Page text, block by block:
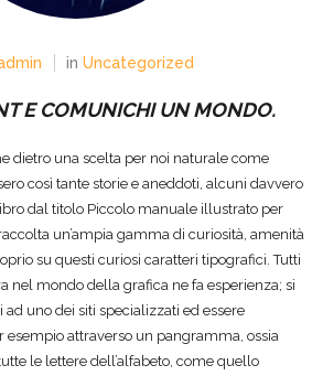
in Uncategorized
E COMUNICHI UN MONDO.
dietro una scelta per noi naturale come
così tante storie e aneddoti, alcuni davvero
dal titolo Piccolo manuale illustrato per
un’ampia gamma di curiosità, amenità
su questi curiosi caratteri tipografici. Tutti
nel mondo della grafica ne fa esperienza; si
uno dei siti specializzati ed essere
esempio attraverso un pangramma, ossia
le lettere dell’alfabeto, come quello